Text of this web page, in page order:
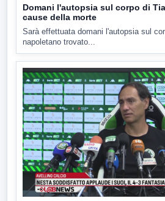
Domani l'autopsia sul corpo di
cause della morte
Sarà effettuata domani l'autopsia sul
napoletano trovato...